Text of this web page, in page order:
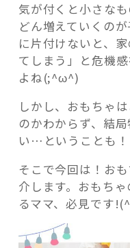
記事検索
気が付くと小さな
どん増えていくの
に片付けないと、
てしまう」と危機
よね(;^ω^)
しかし、おもちゃ
のかわからず、結
い…ということも！
そこで今回は！お
介します。おもち
るママ、必見です